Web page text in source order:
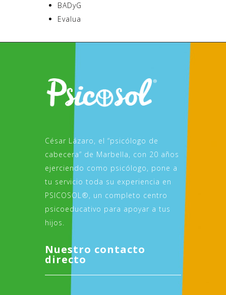
BADyG
Evalua
César Lázaro, el “psicólogo de
cabecera” de Marbella, con 20 años
ejerciendo como psicólogo, pone a
tu servicio toda su experiencia en
PSICOSOL®, un completo centro
psicoeducativo para apoyar a tus
hijos.
Nuestro contacto
directo